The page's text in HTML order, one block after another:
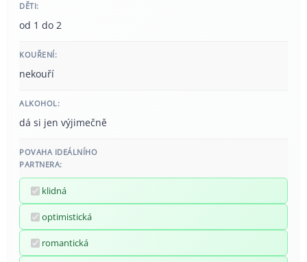
DĚTI:
od 1 do 2
KOUŘENÍ:
nekouří
ALKOHOL:
dá si jen výjimečně
POVAHA IDEÁLNÍHO
PARTNERA:
klidná
optimistická
romantická